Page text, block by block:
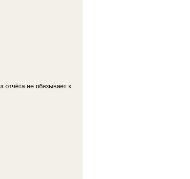
отчёта не обязывает к